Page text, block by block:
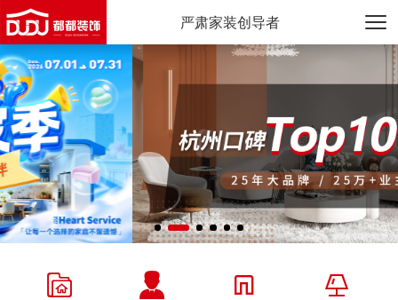
严肃家装创导者
   